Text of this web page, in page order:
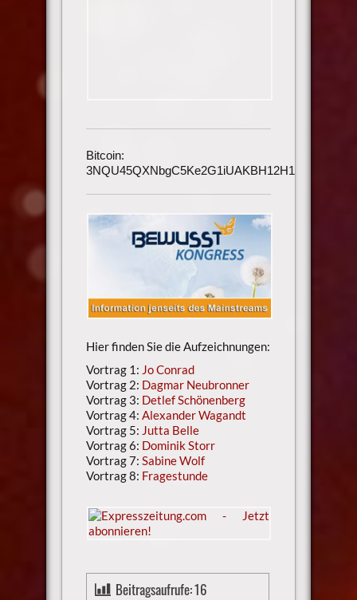
Bitcoin:
3NQU45QXNbgC5Ke2G1iUAKBH12H1h3UmAu
Hier finden Sie die Aufzeichnungen:
Vortrag 1: Jo Conrad
Vortrag 2: Dagmar Neubronner
Vortrag 3: Detlef Schönenberg
Vortrag 4: Alexander Wagandt
Vortrag 5: Jutta Belle
Vortrag 6: Dominik Storr
Vortrag 7: Sabine Wolf
Vortrag 8: Fragestunde
Beitragsaufrufe:16